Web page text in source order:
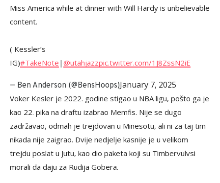
Miss America while at dinner with Will Hardy is unbelievable
content.
( Kessler’s
IG)#TakeNote | @utahjazzpic.twitter.com/1J8ZssN2iE
— Ben Anderson (@BensHoops)January 7, 2025
Voker Kesler je 2022. godine stigao u NBA ligu, pošto ga je
kao 22. pika na draftu izabrao Memfis. Nije se dugo
zadržavao, odmah je trejdovan u Minesotu, ali ni za taj tim
nikada nije zaigrao. Dvije nedjelje kasnije je u velikom
trejdu poslat u Jutu, kao dio paketa koji su Timbervulvsi
morali da daju za Rudija Gobera.